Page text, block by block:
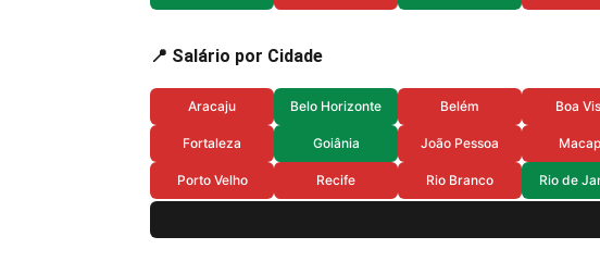
📍 Salário por Cidade
Aracaju Belo Horizonte Belém Boa
Fortaleza Goiânia João Pessoa
Porto Velho Recife Rio Branco Rio de